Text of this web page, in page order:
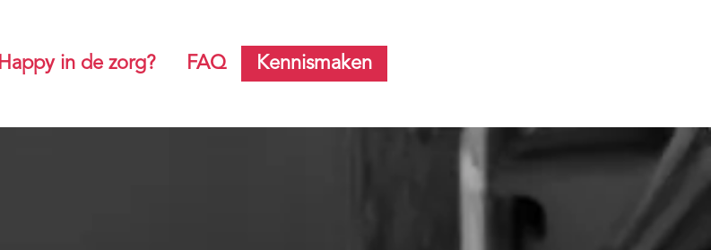
Happy in de zorg? FAQ Kennismaken